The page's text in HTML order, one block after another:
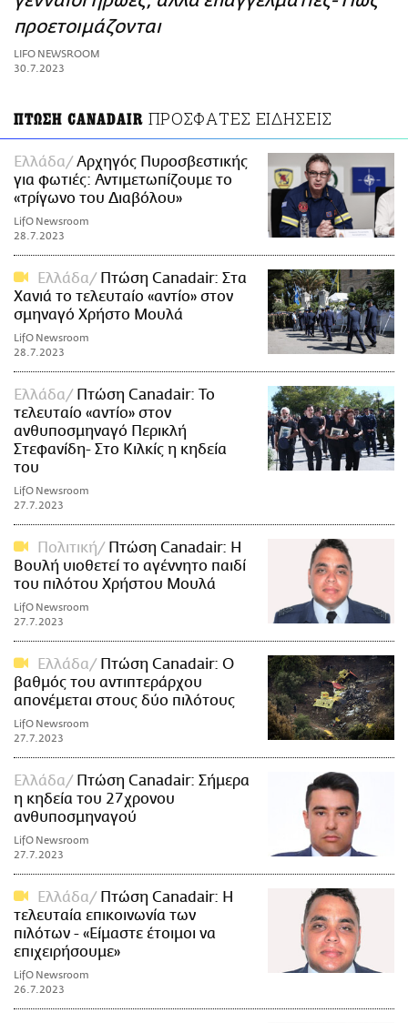
ΑΜΠΑ
PRINT
προετοιμάζονται
LIFO NEWSROOM
30.7.2023
ΠΤΩΣΗ CANADAIR ΠΡΟΣΦΑΤΕΣ ΕΙΔΗΣΕΙΣ
Ελλάδα
Αρχηγός Πυροσβεστικής
για φωτιές: Αντιμετωπίζουμε το
«τρίγωνο του Διαβόλου»
LifO Newsroom
28.7.2023
Ελλάδα
Πτώση Canadair: Στα
Χανιά το τελευταίο «αντίο» στον
σμηναγό Χρήστο Μουλά
LifO Newsroom
28.7.2023
Ελλάδα
Πτώση Canadair: Το
τελευταίο «αντίο» στον
ανθυποσμηναγό Περικλή
Στεφανίδη- Στο Κιλκίς η κηδεία
του
LifO Newsroom
27.7.2023
Πολιτική
Πτώση Canadair: Η
Βουλή υιοθετεί το αγέννητο παιδί
του πιλότου Χρήστου Μουλά
LifO Newsroom
27.7.2023
Ελλάδα
Πτώση Canadair: Ο
βαθμός του αντιπτεράρχου
απονέμεται στους δύο πιλότους
LifO Newsroom
27.7.2023
Ελλάδα
Πτώση Canadair: Σήμερα
η κηδεία του 27χρονου
ανθυποσμηναγού
LifO Newsroom
27.7.2023
Ελλάδα
Πτώση Canadair: Η
τελευταία επικοινωνία των
πιλότων - «Είμαστε έτοιμοι να
επιχειρήσουμε»
LifO Newsroom
26.7.2023